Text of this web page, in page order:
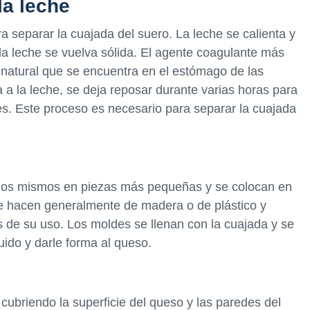
leche
separar la cuajada del suero. La leche se calienta y
leche se vuelva sólida. El agente coagulante más
que se encuentra en el estómago de las
la leche, se deja reposar durante varias horas para
Este proceso es necesario para separar la cuajada
mismos en piezas más pequeñas y se colocan en
generalmente de madera o de plástico y
su uso. Los moldes se llenan con la cuajada y se
y darle forma al queso.
la superficie del queso y las paredes del